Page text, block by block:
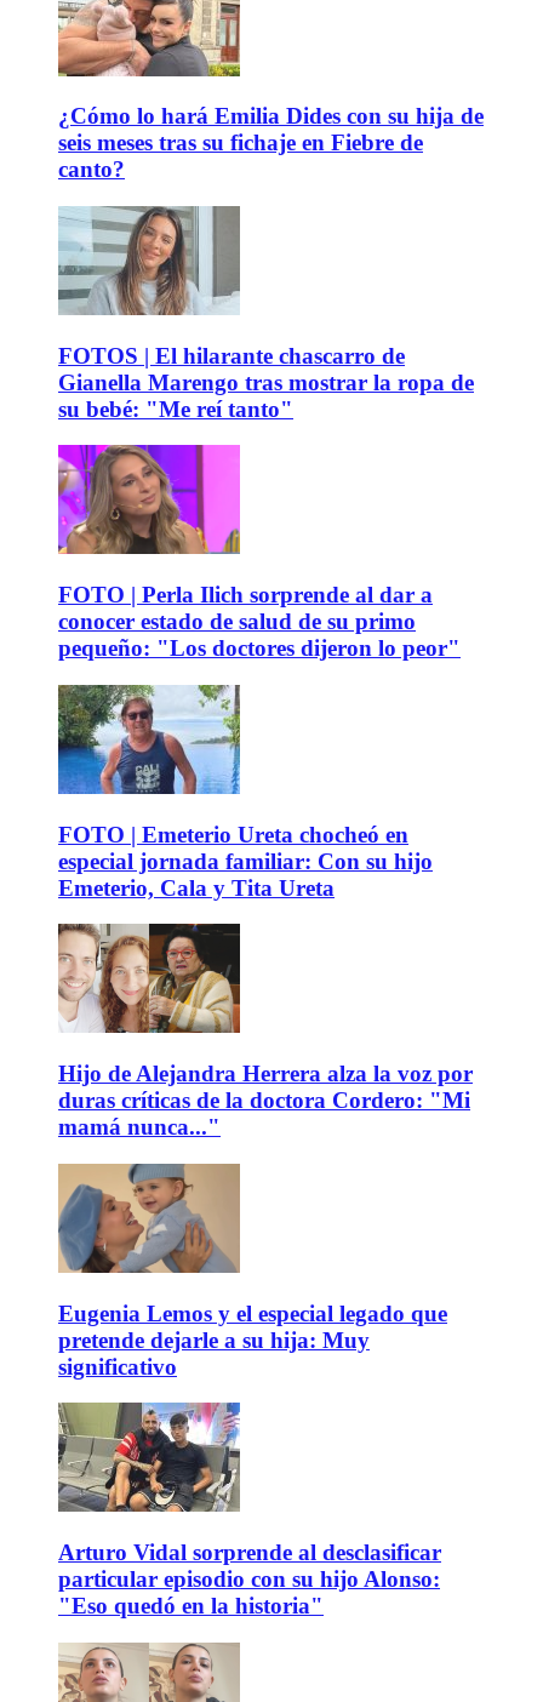
¿Cómo lo hará Emilia Dides con su hija de
seis meses tras su fichaje en Fiebre de
canto?
FOTOS | El hilarante chascarro de
Gianella Marengo tras mostrar la ropa de
su bebé: "Me reí tanto"
FOTO | Perla Ilich sorprende al dar a
conocer estado de salud de su primo
pequeño: "Los doctores dijeron lo peor"
FOTO | Emeterio Ureta chocheó en
especial jornada familiar: Con su hijo
Emeterio, Cala y Tita Ureta
Hijo de Alejandra Herrera alza la voz por
duras críticas de la doctora Cordero: "Mi
mamá nunca..."
Eugenia Lemos y el especial legado que
pretende dejarle a su hija: Muy
significativo
Arturo Vidal sorprende al desclasificar
particular episodio con su hijo Alonso:
"Eso quedó en la historia"